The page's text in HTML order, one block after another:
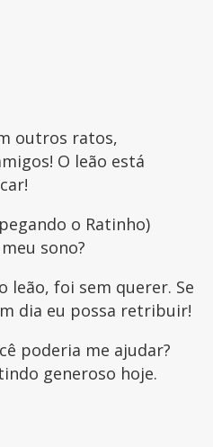
outros ratos,
O leão está
o Ratinho)
sono?
leão, foi sem querer. Se
dia eu possa retribuir!
poderia me ajudar?
generoso hoje.